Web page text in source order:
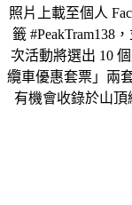
照片上載至個人
籤 #PeakTram138
次活動將選出 10
纜車優惠套票」兩
有機會收錄於山頂